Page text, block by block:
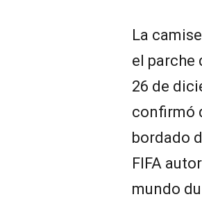
La
el parche
26 de
confirmó
bordado
FIFA
mundo